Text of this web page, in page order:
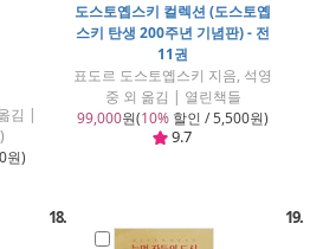
김 |
원)
도스토옙스키 컬렉션 (도스토옙
스키 탄생 200주년 기념판) - 전
11권
표도르 도스토옙스키 지음, 석영
중 외 옮김 | 열린책들
99,000원(10% 할인 / 5,500원)
9.7
18. 19.